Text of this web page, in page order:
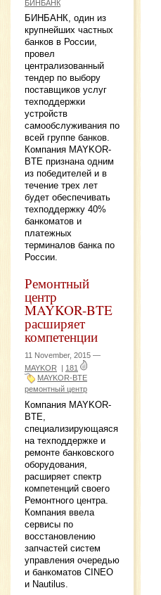
БИНБАНК
БИНБАНК, один из
крупнейших частных
банков в России,
провел
централизованный
тендер по выбору
поставщиков услуг
техподдержки
устройств
самообслуживания по
всей группе банков.
Компания MAYKOR-
BTE признана одним
из победителей и в
течение трех лет
будет обеспечивать
техподдержку 40%
банкоматов и
платежных
терминалов банка по
России.
Ремонтный
центр
MAYKOR-BTE
расширяет
компетенции
11 November, 2015 —
MAYKOR | 181
MAYKOR-BTE
ремонтный центр
Компания MAYKOR-
BTE,
специализирующаяся
на техподдержке и
ремонте банковского
оборудования,
расширяет спектр
компетенций своего
Ремонтного центра.
Компания ввела
сервисы по
восстановлению
запчастей систем
управления очередью
и банкоматов CINEO
и Nautilus.